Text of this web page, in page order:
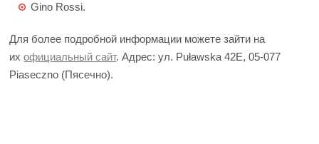
Gino Rossi.
Для более подробной информации можете зайти на
ихофициальный сайт. Адрес: ул. Puławska 42E, 05-077
Piaseczno (Пясечно).